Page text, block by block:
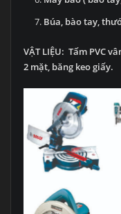
Búa, bào tay,
VẬT LIỆU: Tấm PVC
2 mặt, băng keo giấy.